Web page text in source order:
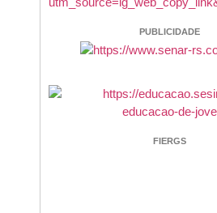
PUBLICIDADE
FIERGS